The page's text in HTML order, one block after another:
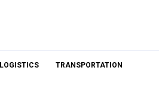
LOGISTICS TRANSPORTATION